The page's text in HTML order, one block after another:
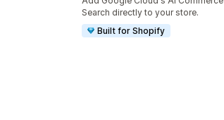
Search directly to your store.
Built for Shopify